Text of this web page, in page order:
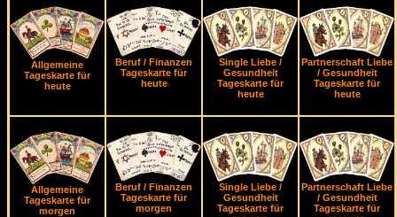
Allgemeine
Tageskarte für
heute
Beruf / Finanzen
Tageskarte für
heute
Single Liebe /
Gesundheit
Tageskarte für
heute
Partnerschaft Liebe
/ Gesundheit
Tageskarte für
heute
Allgemeine
Tageskarte für
morgen
Beruf / Finanzen
Tageskarte für
morgen
Single Liebe /
Gesundheit
Tageskarte für
Partnerschaft Liebe
/ Gesundheit
Tageskarte für